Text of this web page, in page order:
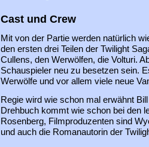
Cast und Crew
Mit von der Partie werden natürlich
den ersten drei Teilen der Twilight
Cullens, den Werwölfen, die Volturi.
Schauspieler neu zu besetzen sein.
Werwölfe und vor allem viele neue
Regie wird wie schon mal erwähnt
Drehbuch kommt wie schon bei den
Rosenberg, Filmproduzenten sind
und auch die Romanautorin der